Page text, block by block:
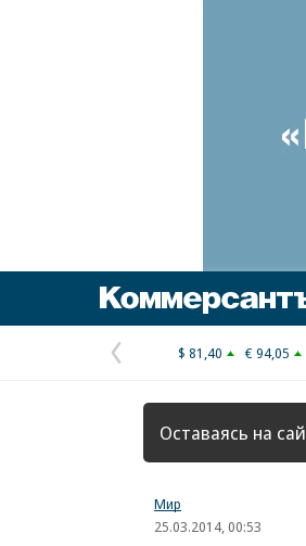
Предыдущая
страница
$ 81,40 € 94,05
Оставаясь на
Мир
25.03.2014, 00:53